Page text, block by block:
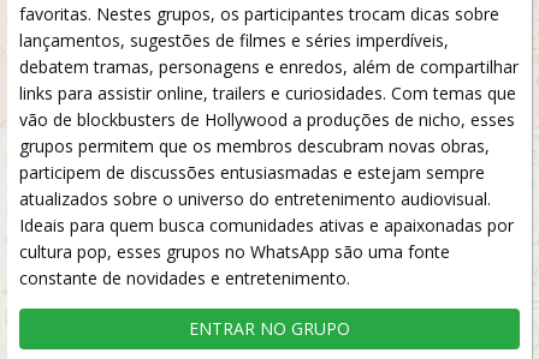
favoritas. Nestes grupos, os participantes trocam dicas sobre
lançamentos, sugestões de filmes e séries imperdíveis,
debatem tramas, personagens e enredos, além de compartilhar
links para assistir online, trailers e curiosidades. Com temas que
vão de blockbusters de Hollywood a produções de nicho, esses
grupos permitem que os membros descubram novas obras,
participem de discussões entusiasmadas e estejam sempre
atualizados sobre o universo do entretenimento audiovisual.
Ideais para quem busca comunidades ativas e apaixonadas por
cultura pop, esses grupos no WhatsApp são uma fonte
constante de novidades e entretenimento.
ENTRAR NO GRUPO